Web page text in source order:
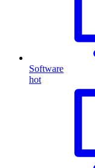
Software
hot